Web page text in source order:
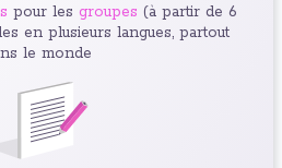
pour les groupes (à partir de 6
en plusieurs langues, partout
le monde